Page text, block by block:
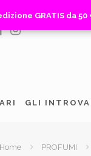
GLI
Home PROFUMI
GRATIS da 50
GRATIS da 50